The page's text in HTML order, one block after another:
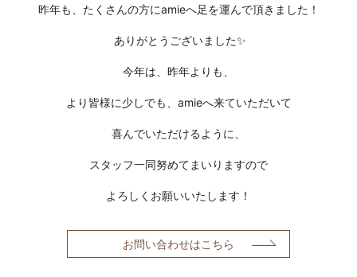
昨年も、たくさんの方にamieへ足を運んで頂きました！
ありがとうございました✨
今年は、昨年よりも、
より皆様に少しでも、amieへ来ていただいて
喜んでいただけるように、
スタッフ一同努めてまいりますので
よろしくお願いいたします！
お問い合わせはこちら